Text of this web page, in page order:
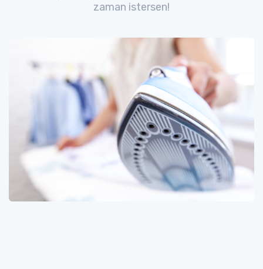
zaman istersen!